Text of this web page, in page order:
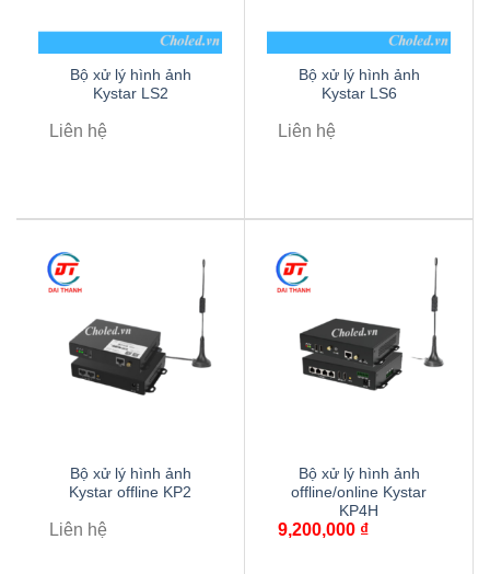
Bộ xử lý hình ảnh
Kystar LS2
Liên hệ
Bộ xử lý hình ảnh
Kystar LS6
Liên hệ
Bộ xử lý hình ảnh
Kystar offline KP2
Liên hệ
Bộ xử lý hình ảnh
offline/online Kystar
KP4H
9,200,000 ₫